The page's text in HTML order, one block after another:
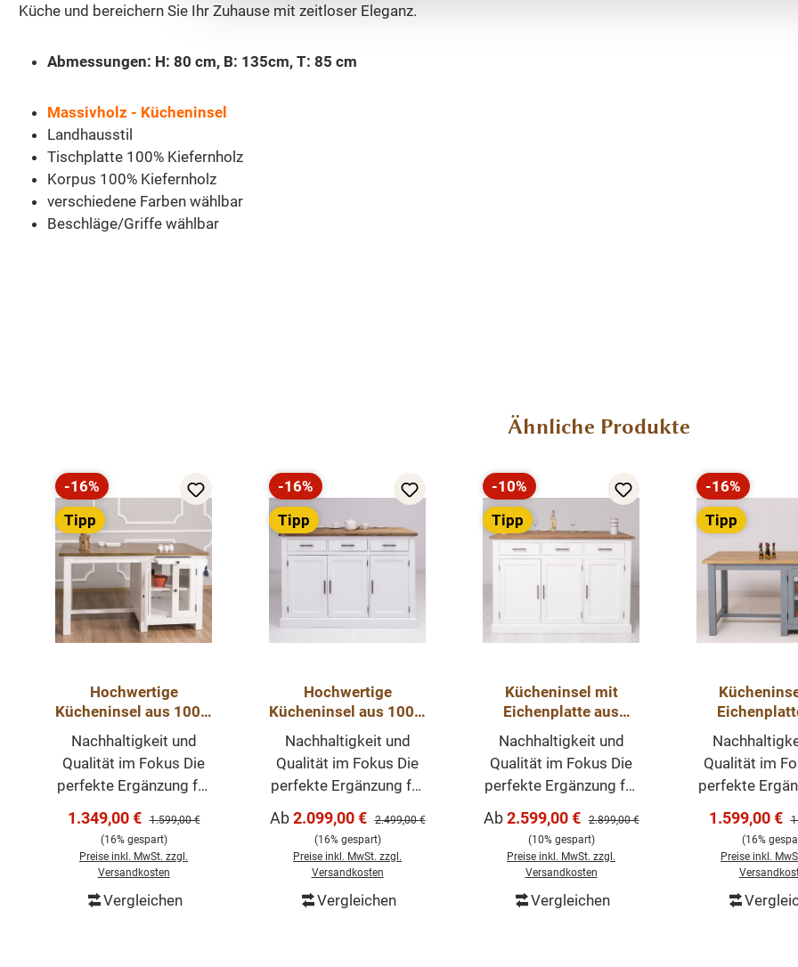
Küche und bereichern Sie Ihr Zuhause mit zeitloser Eleganz.
Abmessungen: H: 80 cm, B: 135cm, T: 85 cm
Massivholz - Kücheninsel
Landhausstil
Tischplatte 100% Kiefernholz
Korpus 100% Kiefernholz
verschiedene Farben wählbar
Beschläge/Griffe wählbar
Ähnliche Produkte
Rabatt
-16%
Tipp
Hochwertige
Kücheninsel aus 100%
Massivholz -
Küchenschrank
Nachhaltigkeit und
Qualität im Fokus Die
perfekte Ergänzung für
Träumen Sie von einer
Küche, die nicht nur
funktional, sondern
auch ästhetisch
Verkaufspreis:
1.349,00 € Regulärer Preis:
1.599,00 €
(16% gespart)
Preise inkl. MwSt. zzgl.
Versandkosten
Vergleichen
Rabatt
-16%
Tipp
Hochwertige
Kücheninsel aus 100%
Massivholz -
Küchenschrank
Nachhaltigkeit und
Qualität im Fokus Die
perfekte Ergänzung für
Träumen Sie von einer
Küche, die nicht nur
funktional, sondern
auch ästhetisch
Verkaufspreis:
Ab2.099,00 € Regulärer Preis:
2.499,00 €
(16% gespart)
Preise inkl. MwSt. zzgl.
Versandkosten
Vergleichen
Rabatt
-10%
Tipp
Kücheninsel mit
Eichenplatte aus
100% Massivholz -
Hochwertige
Küchenschränke
Nachhaltigkeit und
Qualität im Fokus Die
perfekte Ergänzung für
Träumen Sie von einer
Küche, die nicht nur
funktional, sondern
auch ästhetisch
Verkaufspreis:
Ab2.599,00 € Regulärer Preis:
2.899,00 €
(10% gespart)
Preise inkl. MwSt. zzgl.
Versandkosten
Vergleichen
Rabatt
-16%
Tipp
100%
Qualität im
perfekte
Träumen Sie
Küche, die
funktional,
auch
1.599,00 €
(16%
Preise inkl.